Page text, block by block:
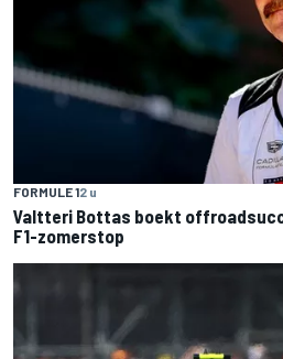
FORMULE 12 u
Valtteri Bottas boekt
F1-zomerstop